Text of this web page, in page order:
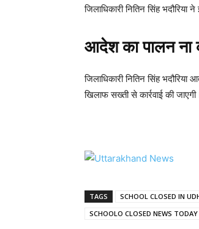
जिलाधिकारी नितिन सिंह
आदेश का पालन ना
जिलाधिकारी नितिन सिंह
खिलाफ सख्ती से कार्रवाई की
TAGS SCHOOL CLOSED IN
SCHOOLO CLOSED NEWS